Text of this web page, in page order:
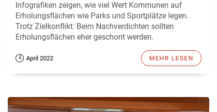
Infografiken zeigen, wie viel Wert Kommunen auf
Erholungsflächen wie Parks und Sportplätze legen.
Trotz Zielkonflikt: Beim Nachverdichten sollten
Erholungsflächen eher geschont werden.
April 2022 MEHR LESEN